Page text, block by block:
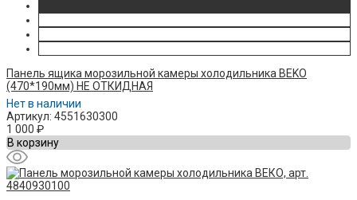
Панель ящика морозильной камеры холодильника BEKO
(470*190мм) НЕ ОТКИДНАЯ
Нет в наличии
Артикул: 4551630300
1 000 ₽
В корзину